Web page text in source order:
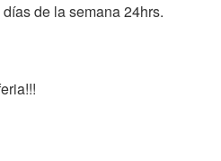
de la semana 24hrs.